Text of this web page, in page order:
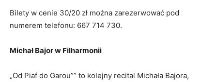
Bilety w cenie 30/20 zł można zarezerwować pod
numerem telefonu: 667 714 730.
Michał Bajor w Filharmonii
„Od Piaf do Garou”” to kolejny recital Michała Bajora,